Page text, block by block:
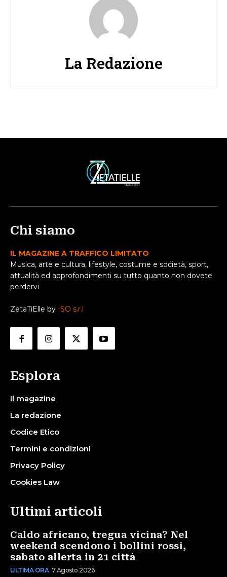
La Redazione
Chi siamo
IL MAGAZINE A TRAFFICO LIMITATO
Musica, arte e cultura, lifestyle, costume e società, sport,
attualità ed approfondimenti su tutto quanto non dovete
perdervi
ZetaTiElle by ISO s.r.l
Esplora
Il magazine
La redazione
Codice Etico
Termini e condizioni
Privacy Policy
Cookies Law
Ultimi articoli
Caldo africano, tregua vicina? Nel
weekend scendono i bollini rossi,
sabato allerta in 21 città
ULTIMA ORA 7 Agosto 2026